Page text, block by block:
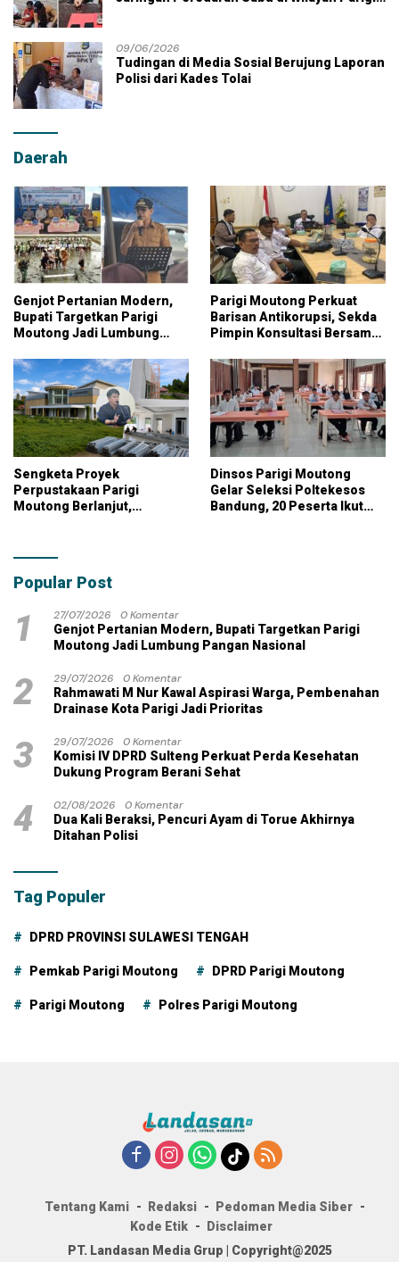
09/06/2026
Tudingan di Media Sosial Berujung Laporan
Polisi dari Kades Tolai
Daerah
Genjot Pertanian Modern,
Bupati Targetkan Parigi
Moutong Jadi Lumbung
Parigi Moutong Perkuat
Barisan Antikorupsi, Sekda
Pimpin Konsultasi Bersama
Sengketa Proyek
Perpustakaan Parigi
Moutong Berlanjut,
dengan Dana Pribadi
Dinsos Parigi Moutong
Gelar Seleksi Poltekesos
Bandung, 20 Peserta Ikut
Popular Post
1 27/07/2026
0 Komentar
Genjot Pertanian Modern, Bupati Targetkan Parigi
Moutong Jadi Lumbung Pangan Nasional
2 29/07/2026
0 Komentar
Rahmawati M Nur Kawal Aspirasi Warga, Pembenahan
Drainase Kota Parigi Jadi Prioritas
3 29/07/2026
0 Komentar
Komisi IV DPRD Sulteng Perkuat Perda Kesehatan
Dukung Program Berani Sehat
4 02/08/2026
0 Komentar
Dua Kali Beraksi, Pencuri Ayam di Torue Akhirnya
Ditahan Polisi
Tag Populer
DPRD PROVINSI SULAWESI TENGAH
Pemkab Parigi Moutong DPRD Parigi Moutong
Parigi Moutong Polres Parigi Moutong
Tentang Kami Redaksi
Pedoman Media Siber
Kode Etik
Disclaimer
PT. Landasan Media Grup | Copyright@2025